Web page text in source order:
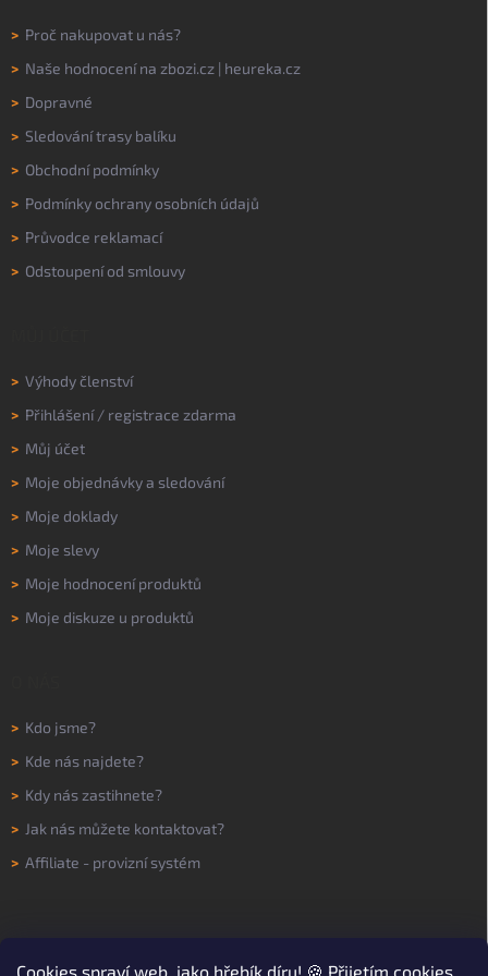
Cookies spraví web, jako hřebík díru! 🍪 Přijetím cookies
> Proč nakupovat u nás?
> Naše hodnocení na zbozi.cz | heureka.cz
> Dopravné
> Sledování trasy balíku
> Obchodní podmínky
> Podmínky ochrany osobních údajů
> Průvodce reklamací
> Odstoupení od smlouvy
> Výhody členství
> Přihlášení/ registrace zdarma
> Můj účet
> Moje objednávky a sledování
> Moje doklady
> Moje slevy
> Moje hodnocení produktů
> Moje diskuze u produktů
> Kdo jsme?
> Kde nás najdete?
> Kdy nás zastihnete?
> Jak nás můžete kontaktovat?
> Affiliate - provizní systém